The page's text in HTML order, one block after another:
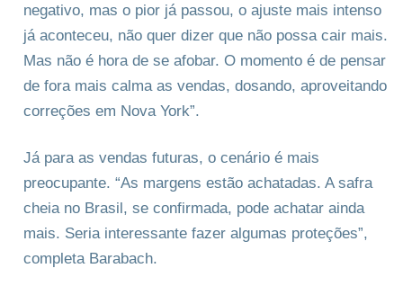
negativo, mas o pior já passou, o ajuste mais intenso
já aconteceu, não quer dizer que não possa cair mais.
Mas não é hora de se afobar. O momento é de pensar
de fora mais calma as vendas, dosando, aproveitando
correções em Nova York”.
Já para as vendas futuras, o cenário é mais
preocupante. “As margens estão achatadas. A safra
cheia no Brasil, se confirmada, pode achatar ainda
mais. Seria interessante fazer algumas proteções”,
completa Barabach.